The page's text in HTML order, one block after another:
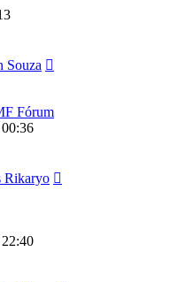
Souza
Fórum
Rikaryo